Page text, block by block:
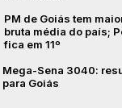
PM de Goiás tem
bruta média do país;
fica em 11º
Mega-Sena 3040:
para Goiás